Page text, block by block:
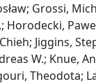
Grossi,
Horodecki,
Jiggins,
W.; Knue,
Theodota;